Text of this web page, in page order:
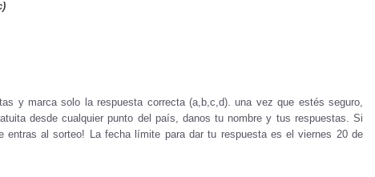
y marca solo la respuesta correcta (a,b,c,d). una vez que estés seguro,
desde cualquier punto del país, danos tu nombre y tus respuestas. Si
entras al sorteo! La fecha límite para dar tu respuesta es el viernes 20 de